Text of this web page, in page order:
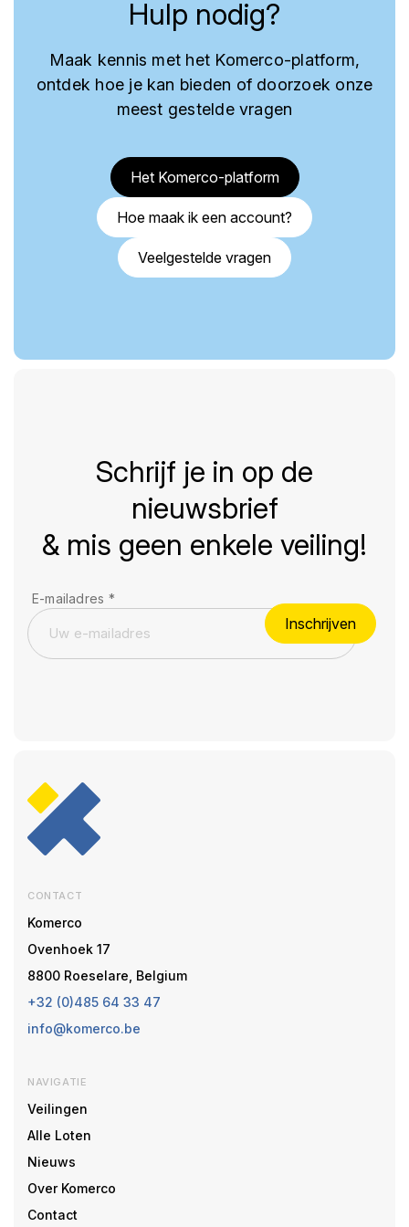
Hulp nodig?
Maak kennis met het Komerco-platform,
ontdek hoe je kan bieden of doorzoek onze
meest gestelde vragen
Het Komerco-platform
Hoe maak ik een account?
Veelgestelde vragen
Schrijf je in op de
nieuwsbrief
& mis geen enkele veiling!
E-mailadres *
Inschrijven
CONTACT
Komerco
Ovenhoek 17
8800 Roeselare, Belgium
+32 (0)485 64 33 47
info@komerco.be
NAVIGATIE
Veilingen
Alle Loten
Nieuws
Over Komerco
Contact